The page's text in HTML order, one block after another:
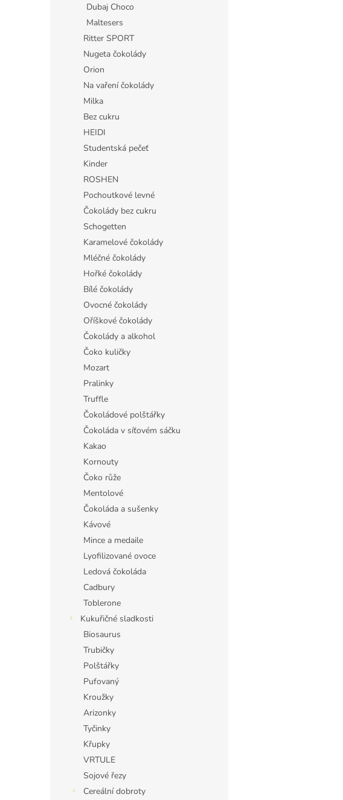
Dubaj Choco
Maltesers
Ritter SPORT
Nugeta čokolády
Orion
Na vaření čokolády
Milka
Bez cukru
HEIDI
Studentská pečeť
Kinder
ROSHEN
Pochoutkové levné
Čokolády bez cukru
Schogetten
Karamelové čokolády
Mléčné čokolády
Hořké čokolády
Bílé čokolády
Ovocné čokolády
Oříškové čokolády
Čokolády a alkohol
Čoko kuličky
Mozart
Pralinky
Truffle
Čokoládové polštářky
Čokoláda v síťovém sáčku
Kakao
Kornouty
Čoko růže
Mentolové
Čokoláda a sušenky
Kávové
Mince a medaile
Lyofilizované ovoce
Ledová čokoláda
Cadbury
Toblerone
Kukuřičné sladkosti
Biosaurus
Trubičky
Polštářky
Pufovaný
Kroužky
Arizonky
Tyčinky
Křupky
VRTULE
Sojové řezy
Cereální dobroty